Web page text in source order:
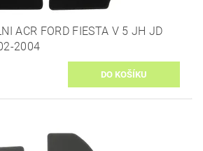
ACR FORD FIESTA V 5 JH JD
2004